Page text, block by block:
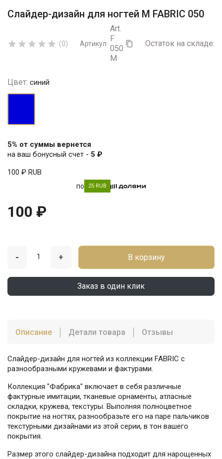
Слайдер-дизайн для ногтей М FABRIC 050
     (0) Артикул:
Art.
F
050
M
 Остаток на складе:
Цвет: синий
5% от суммы вернется
на ваш бонусный счет - 5 ₽
100 ₽ RUB
по 25 RUB
100 ₽
- + В корзину
Заказ в один клик
Описание Детали товара Отзывы
Слайдер-дизайн для ногтей из коллекции FABRIC с
разнообразными кружевами и фактурами.
Коллекция "Фабрика" включает в себя различные
фактурные имитации, тканевые орнаменты, атласные
складки, кружева, текстуры. Выполняя полноцветное
покрытие на ногтях, разнообразьте его на паре пальчиков
текстурными дизайнами из этой серии, в тон вашего
покрытия.
Размер этого слайдер-дизайна подходит для нарощенных